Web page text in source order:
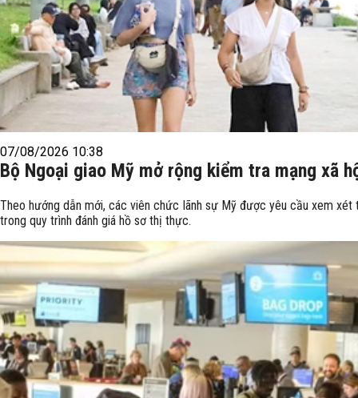
07/08/2026 10:38
Bộ Ngoại giao Mỹ mở rộng kiểm tra mạng xã
Theo hướng dẫn mới, các viên chức lãnh sự Mỹ được yêu cầu xem
trong quy trình đánh giá hồ sơ thị thực.